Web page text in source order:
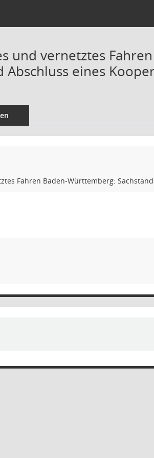
und vernetztes
Abschluss eines
Fahren Baden-Württemberg: